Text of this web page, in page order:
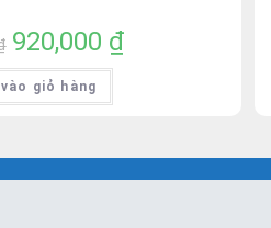
Giá
gốc
là:
1,290,000 ₫.
920,000 ₫Giá
giỏ hàng